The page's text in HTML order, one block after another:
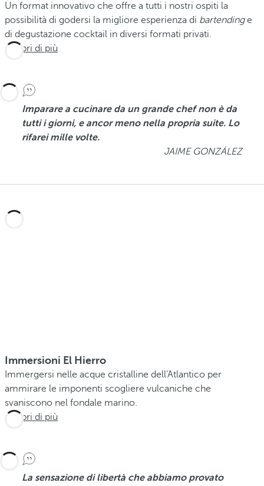
Un format innovativo che offre a tutti i nostri ospiti la
possibilità di godersi la migliore esperienza di bartendinge
di degustazione cocktail in diversi formati privati.
Scopri di più
Imparare a cucinare da un grande chef non è da
tutti i giorni, e ancor meno nella propria suite. Lo
rifarei mille volte.
JAIME GONZÁLEZ
Immersioni El Hierro
Immergersi nelle acque cristalline dell'Atlantico per
ammirare le imponenti scogliere vulcaniche che
svaniscono nel fondale marino.
Scopri di più
La sensazione di libertà che abbiamo provato